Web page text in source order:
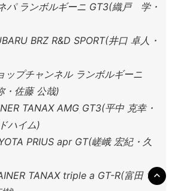
ランボルギーニ GT3(織戸 学・
BRZ R&D SPORT(井口 卓人・
プチャンネル ランボルギーニ
・佐藤 公哉)
TANAX AMG GT3(平中 克幸・
ハイム)
PRIUS apr GT(嵯峨 宏紀・久
TANAX triple a GT-R(富田 竜